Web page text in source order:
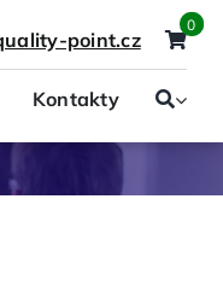
point.cz
0
Kontakty